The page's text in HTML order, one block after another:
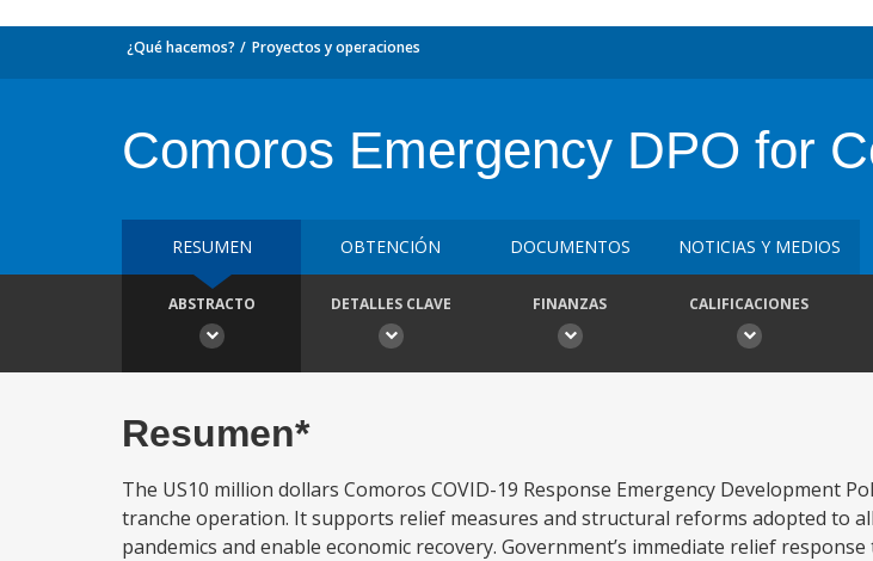
¿Qué hacemos? Proyectos y operaciones
Comoros Emergency DPO for
RESUMEN OBTENCIÓN DOCUMENTOS NOTICIAS Y MEDIOS
ABSTRACTO DETALLES CLAVE FINANZAS CALIFICACIONES
Resumen*
The US10 million dollars Comoros COVID-19 Response Emergency Development
tranche operation. It supports relief measures and structural reforms adopted to
pandemics and enable economic recovery. Government’s immediate relief